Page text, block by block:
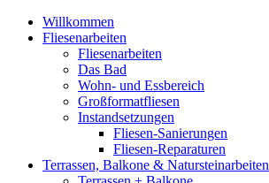
Willkommen
Fliesenarbeiten
Fliesenarbeiten
Das Bad
Wohn- und Essbereich
Großformatfliesen
Instandsetzungen
Fliesen-Sanierungen
Fliesen-Reparaturen
Terrassen, Balkone & Natursteinarbeiten